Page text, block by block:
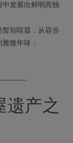
发展出鲜明而独
暂别喧嚣，从容步
致年味：
遗产之